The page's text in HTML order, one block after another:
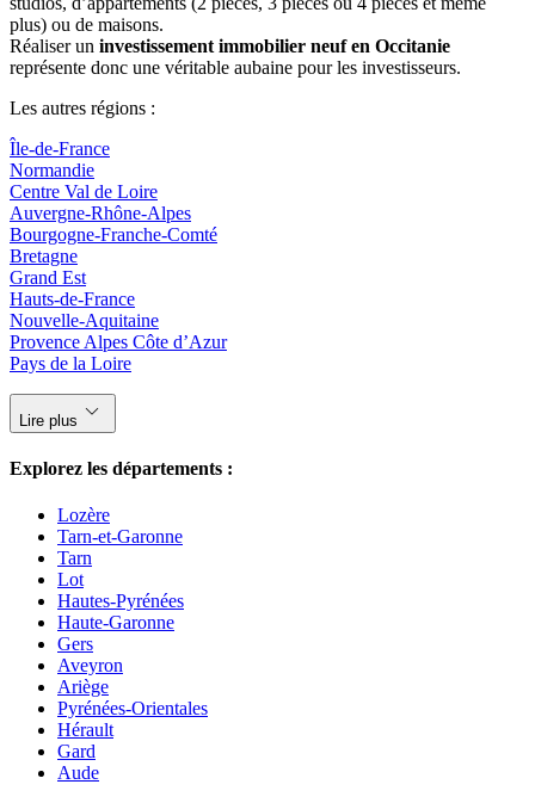
plus) ou de maisons.
Réaliser un investissement immobilier neuf en Occitanie
représente donc une véritable aubaine pour les investisseurs.
Les autres régions :
Île-de-France
Normandie
Centre Val de Loire
Auvergne-Rhône-Alpes
Bourgogne-Franche-Comté
Bretagne
Grand Est
Hauts-de-France
Nouvelle-Aquitaine
Provence Alpes Côte d’Azur
Pays de la Loire
Lire plus keyboard_arrow_down
Explorez les départements :
Lozère
Tarn-et-Garonne
Tarn
Lot
Hautes-Pyrénées
Haute-Garonne
Gers
Aveyron
Ariège
Pyrénées-Orientales
Hérault
Gard
Aude